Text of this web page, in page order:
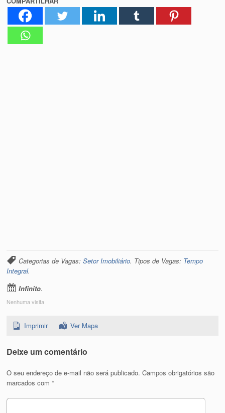
Categorias de Vagas:Setor Imobiliário. Tipos de Vagas: Tempo
Integral.
Infinito.
Nenhuma visita
Imprimir Ver Mapa
Deixe um comentário
O seu endereço de e-mail não será publicado. Campos obrigatórios são
marcados com*